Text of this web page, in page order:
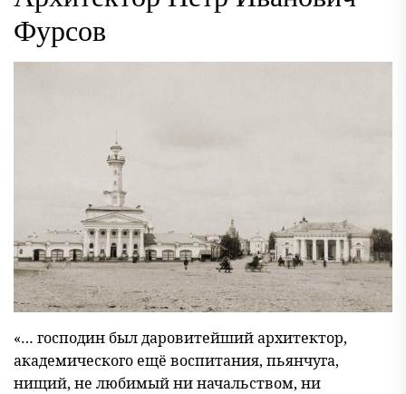
Фурсов
«… господин был даровитейший архитектор,
академического ещё воспитания, пьянчуга,
нищий, не любимый ни начальством, ни